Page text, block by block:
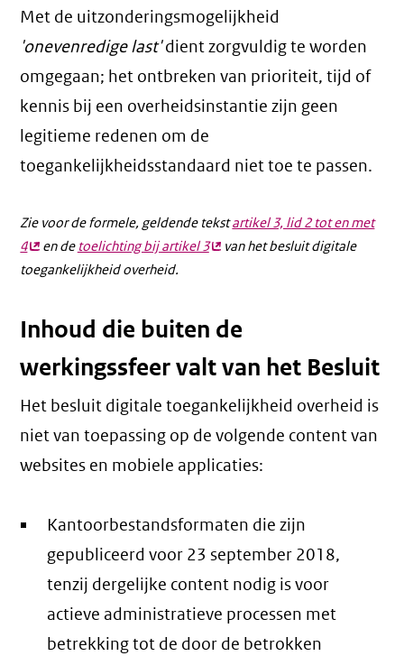
Met de uitzonderingsmogelijkheid
'onevenredige last'dient zorgvuldig te worden
omgegaan; het ontbreken van prioriteit, tijd of
kennis bij een overheidsinstantie zijn geen
legitieme redenen om de
toegankelijkheidsstandaard niet toe te passen.
Zie voor de formele, geldende tekstartikel 3, lid 2 tot en met
4(externe
link)
en de toelichting bij artikel 3(externe
van het besluit digitale
toegankelijkheid overheid.
Inhoud die buiten de
werkingssfeer valt van het Besluit
Het besluit digitale toegankelijkheid overheid is
niet van toepassing op de volgende content van
websites en mobiele applicaties:
Kantoorbestandsformaten die zijn
gepubliceerd voor 23 september 2018,
tenzij dergelijke content nodig is voor
actieve administratieve processen met
betrekking tot de door de betrokken